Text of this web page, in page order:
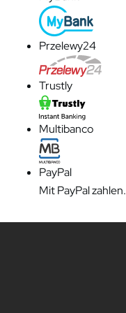
Przelewy24
Trustly
Multibanco
PayPal
Mit PayPal zahlen.